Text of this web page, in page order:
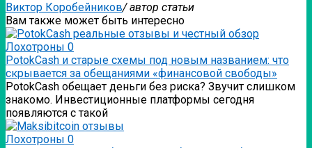
Виктор Коробейников/ автор статьи
Вам также может быть интересно
Лохотроны 0
PotokCash и старые схемы под новым названием: что
скрывается за обещаниями «финансовой свободы»
PotokCash обещает деньги без риска? Звучит слишком
знакомо. Инвестиционные платформы сегодня
появляются с такой
Лохотроны 0